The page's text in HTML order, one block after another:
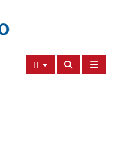
IT